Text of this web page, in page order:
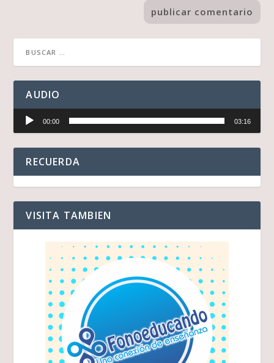
AUDIO
Reproductor
audio
00:00 03:16
RECUERDA
VISITA TAMBIEN